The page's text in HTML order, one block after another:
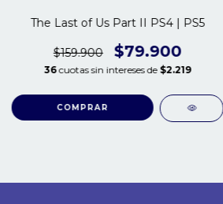
The Last of Us Part II PS4 | PS5
$159.900 $79.900
36 cuotas sin intereses de $2.219
COMPRAR